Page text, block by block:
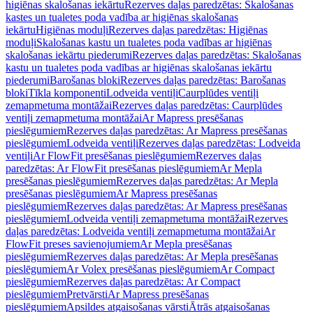
higiēnas skalošanas iekārtuRezerves daļas paredzētas: Skalošanas
kastes un tualetes poda vadība ar higiēnas skalošanas
iekārtuHigiēnas moduļiRezerves daļas paredzētas: Higiēnas
moduļiSkalošanas kastu un tualetes poda vadības ar higiēnas
skalošanas iekārtu piederumiRezerves daļas paredzētas: Skalošanas
kastu un tualetes poda vadības ar higiēnas skalošanas iekārtu
piederumiBarošanas blokiRezerves daļas paredzētas: Barošanas
blokiTīkla komponentiLodveida ventiļiCaurplūdes ventiļi
zemapmetuma montāžaiRezerves daļas paredzētas: Caurplūdes
ventiļi zemapmetuma montāžaiAr Mapress presēšanas
pieslēgumiemRezerves daļas paredzētas: Ar Mapress presēšanas
pieslēgumiemLodveida ventiļiRezerves daļas paredzētas: Lodveida
ventiļiAr FlowFit presēšanas pieslēgumiemRezerves daļas
paredzētas: Ar FlowFit presēšanas pieslēgumiemAr Mepla
presēšanas pieslēgumiemRezerves daļas paredzētas: Ar Mepla
presēšanas pieslēgumiemAr Mapress presēšanas
pieslēgumiemRezerves daļas paredzētas: Ar Mapress presēšanas
pieslēgumiemLodveida ventiļi zemapmetuma montāžaiRezerves
daļas paredzētas: Lodveida ventiļi zemapmetuma montāžaiAr
FlowFit preses savienojumiemAr Mepla presēšanas
pieslēgumiemRezerves daļas paredzētas: Ar Mepla presēšanas
pieslēgumiemAr Volex presēšanas pieslēgumiemAr Compact
pieslēgumiemRezerves daļas paredzētas: Ar Compact
pieslēgumiemPretvārstiAr Mapress presēšanas
pieslēgumiemApsildes atgaisošanas vārstiĀtrās atgaisošanas